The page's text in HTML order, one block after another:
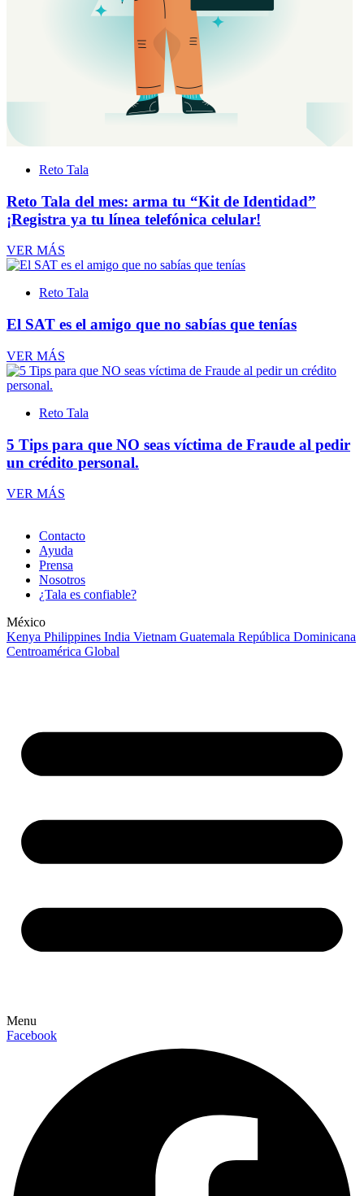
Reto Tala
Reto Tala del mes: arma tu “Kit de Identidad”
¡Registra ya tu línea telefónica celular!
VER MÁS
Reto Tala
El SAT es el amigo que no sabías que tenías
VER MÁS
Reto Tala
5 Tips para que NO seas víctima de Fraude al pedir
un crédito personal.
VER MÁS
Contacto
Ayuda
Prensa
Nosotros
¿Tala es confiable?
México
Kenya Philippines India Vietnam Guatemala República Dominicana
Centroamérica Global
Menu
Facebook